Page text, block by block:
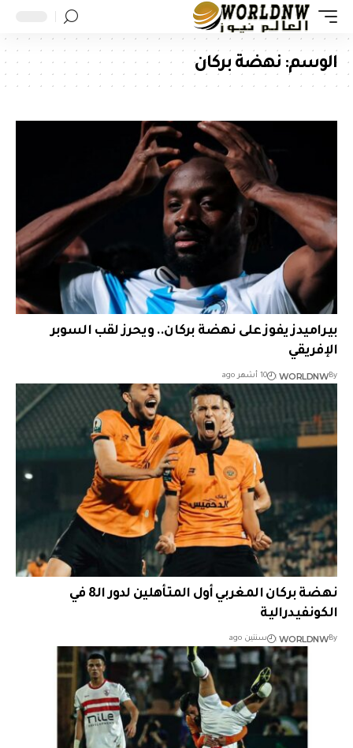
الوسم: نهضة بركان
بيراميدز يفوز على نهضة بركان.. ويحرز لقب السوبر
الإفريقي
By
WORLDNW 10 أشهر ago
نهضة بركان المغربي أول المتأهلين لدور الـ8 في
الكونفيدرالية
By
WORLDNW سنتين ago